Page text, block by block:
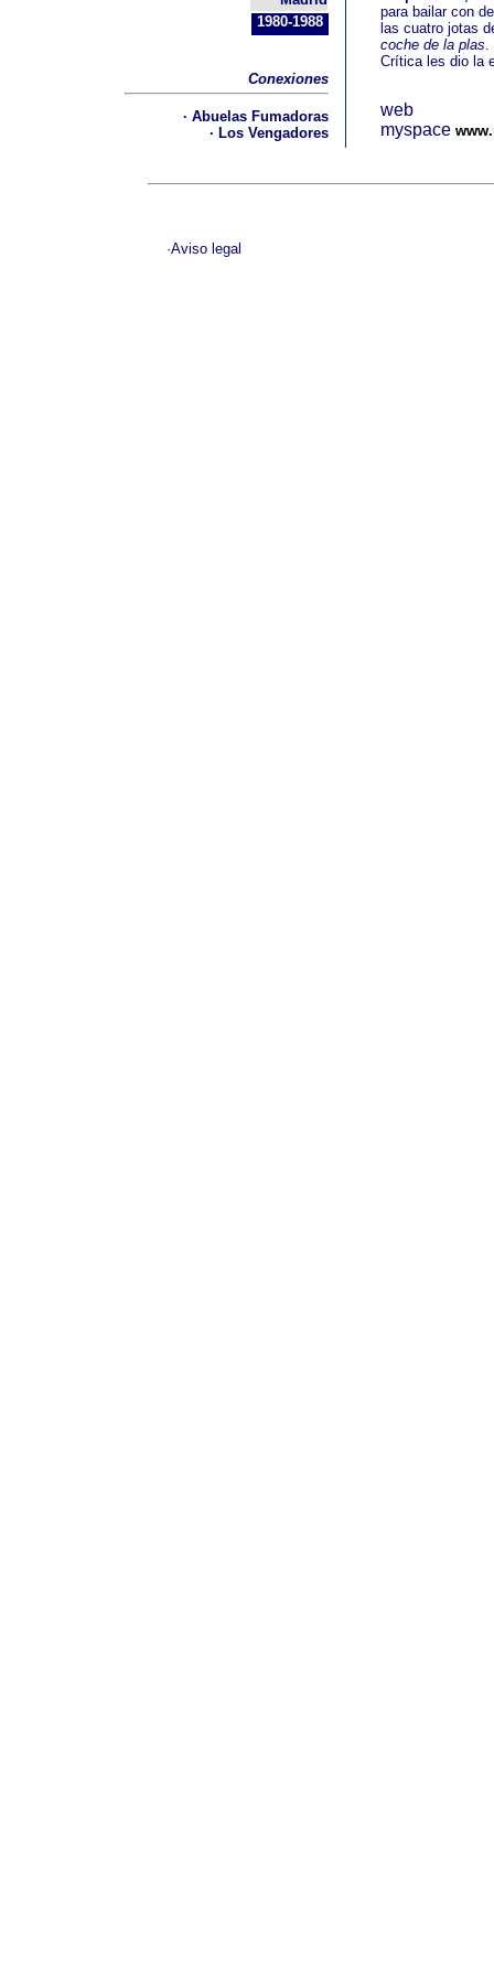
·Aviso legal
para bailar con
las cuatro jotas
coche de la plas.
Crítica les dio la
web
myspace
1980-1988
Conexiones
· Abuelas Fumadoras
· Los Vengadores